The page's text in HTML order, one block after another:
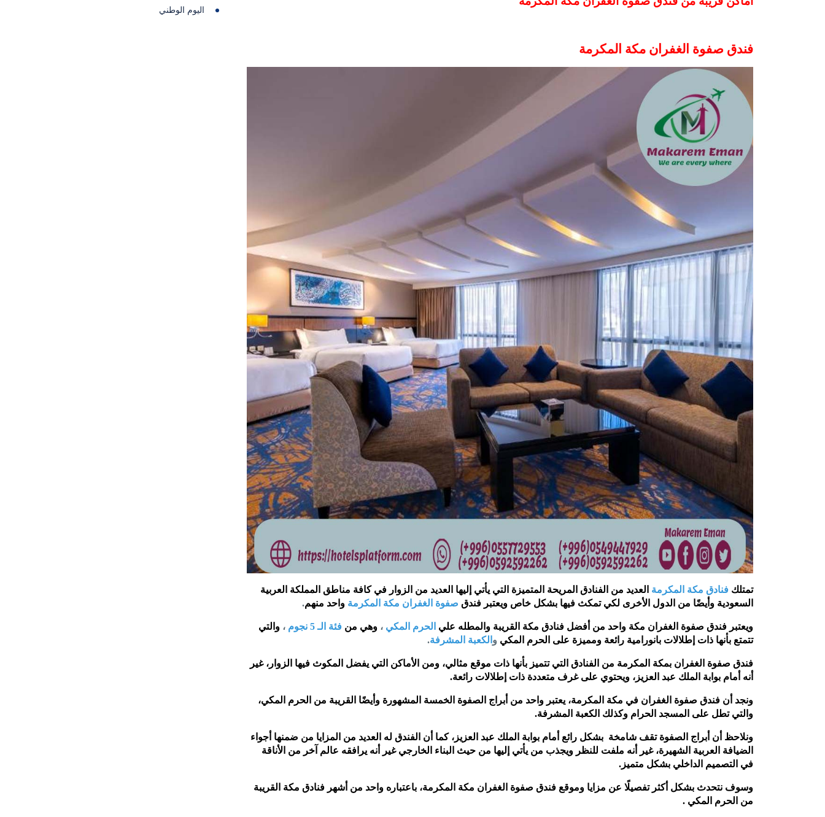
فندق صفوة الغفران مكة المكرمة
تمتلك فنادق مكة المكرمة العديد من الفنادق المريحة المتميزة التي يأتي إليها العديد من الزوار في كافة مناطق المملكة العربية
السعودية وأيضًا من الدول الأخرى لكي تمكث فيها بشكل خاص ويعتبر فندق صفوة الغفران مكة المكرمة واحد منهم.
ويعتبر فندق صفوة الغفران مكة واحد من أفضل فنادق مكة القريبة والمطله علي الحرم المكي ، وهي من فئة الـ 5 نجوم ، والتي
تتمتع بأنها ذات إطلالات بانورامية رائعة ومميزة على الحرم المكي و الكعبة المشرفة.
فندق صفوة الغفران بمكة المكرمة من الفنادق التي تتميز بأنها ذات موقع مثالي، ومن الأماكن التي يفضل المكوث فيها الزوار، غير
أنه أمام بوابة الملك عبد العزيز، ويحتوي على غرف متعددة ذات إطلالات رائعة.
ونجد أن فندق صفوة الغفران في مكة المكرمة، يعتبر واحد من أبراج الصفوة الخمسة المشهورة وأيضًا القريبة من الحرم المكي،
والتي تطل على المسجد الحرام وكذلك الكعبة المشرفة.
ونلاحظ أن أبراج الصفوة تقف شامخة بشكل رائع أمام بوابة الملك عبد العزيز، كما أن الفندق له العديد من المزايا من ضمنها أجواء
الضيافة العربية الشهيرة، غير أنه ملفت للنظر ويجذب من يأتي إليها من حيث البناء الخارجي غير أنه يرافقه عالم آخر من الأناقة
في التصميم الداخلي بشكل متميز.
وسوف نتحدث بشكل أكثر تفصيلًا عن مزايا وموقع فندق صفوة الغفران مكة المكرمة، باعتباره واحد من أشهر فنادق مكة القريبة
من الحرم المكي .
اليوم الوطني